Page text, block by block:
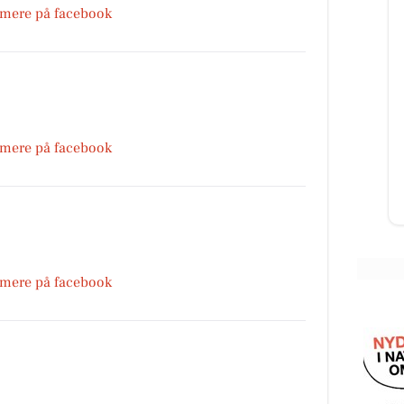
på facebook
på facebook
på facebook